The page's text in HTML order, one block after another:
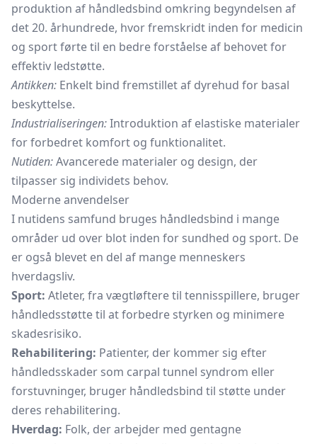
produktion af håndledsbind omkring begyndelsen af
det 20. århundrede, hvor fremskridt inden for medicin
og sport førte til en bedre forståelse af behovet for
effektiv ledstøtte.
Antikken: Enkelt bind fremstillet af dyrehud for basal
beskyttelse.
Industrialiseringen:Introduktion af elastiske materialer
for forbedret komfort og funktionalitet.
Nutiden:Avancerede materialer og design, der
tilpasser sig individets behov.
Moderne anvendelser
I nutidens samfund bruges håndledsbind i mange
områder ud over blot inden for sundhed og sport. De
er også blevet en del af mange menneskers
hverdagsliv.
Sport: Atleter, fra vægtløftere til tennisspillere, bruger
håndledsstøtte til at forbedre styrken og minimere
skadesrisiko.
Rehabilitering: Patienter, der kommer sig efter
håndledsskader som carpal tunnel syndrom eller
forstuvninger, bruger håndledsbind til støtte under
deres rehabilitering.
Hverdag: Folk, der arbejder med gentagne